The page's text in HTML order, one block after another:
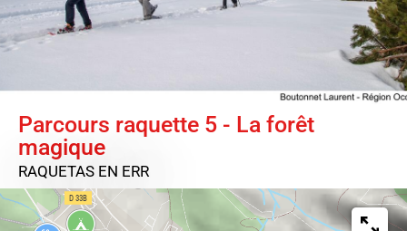
Parcours raquette 5 - La forêt
magique
RAQUETAS EN ERR